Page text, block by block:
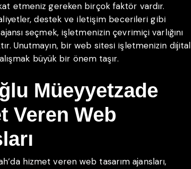
etmeniz gereken birçok faktör vardır.
destek ve iletişim becerileri gibi
seçmek, işletmenizin çevrimiçi varlığını
Unutmayın, bir web sitesi işletmenizin dijital
büyük bir önem taşır.
Müeyyetzade
Veren Web
hizmet veren web tasarım ajansları,